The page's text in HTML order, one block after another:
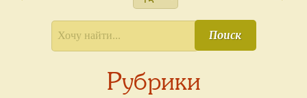
Поиск
Рубрики